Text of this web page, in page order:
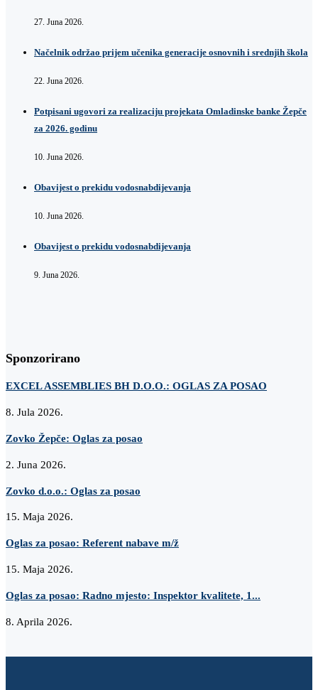
27. Juna 2026.
Načelnik održao prijem učenika generacije osnovnih i srednjih škola
22. Juna 2026.
Potpisani ugovori za realizaciju projekata Omladinske banke Žepče
za 2026. godinu
10. Juna 2026.
Obavijest o prekidu vodosnabdijevanja
10. Juna 2026.
Obavijest o prekidu vodosnabdijevanja
9. Juna 2026.
Sponzorirano
EXCEL ASSEMBLIES BH D.O.O.: OGLAS ZA POSAO
8. Jula 2026.
Zovko Žepče: Oglas za posao
2. Juna 2026.
Zovko d.o.o.: Oglas za posao
15. Maja 2026.
Oglas za posao: Referent nabave m/ž
15. Maja 2026.
Oglas za posao: Radno mjesto: Inspektor kvalitete, 1...
8. Aprila 2026.